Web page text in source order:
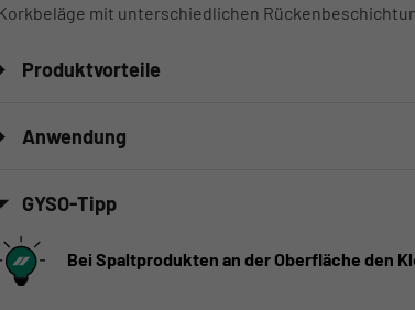
mit unterschiedlichen
Produktvorteile
Anwendung
GYSO-Tipp
Bei Spaltprodukten an der Oberfläche den